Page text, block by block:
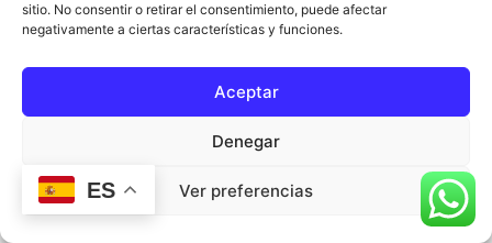
sitio. No consentir o retirar el consentimiento, puede afectar
negativamente a ciertas características y funciones.
Aceptar
Denegar
Ver preferencias
ES